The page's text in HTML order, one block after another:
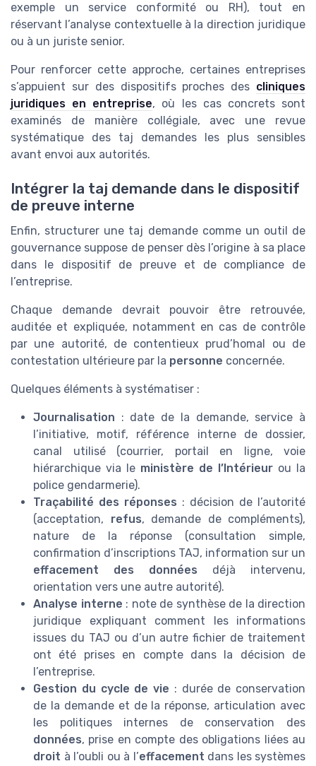
exemple un service conformité ou RH), tout en
réservant l’analyse contextuelle à la direction juridique
ou à un juriste senior.
Pour renforcer cette approche, certaines entreprises
s’appuient sur des dispositifs proches des cliniques
juridiques en entreprise, où les cas concrets sont
examinés de manière collégiale, avec une revue
systématique des taj demandes les plus sensibles
avant envoi aux autorités.
Intégrer la taj demande dans le dispositif
de preuve interne
Enfin, structurer une taj demande comme un outil de
gouvernance suppose de penser dès l’origine à sa place
dans le dispositif de preuve et de compliance de
l’entreprise.
Chaque demande devrait pouvoir être retrouvée,
auditée et expliquée, notamment en cas de contrôle
par une autorité, de contentieux prud’homal ou de
contestation ultérieure par la personne concernée.
Quelques éléments à systématiser :
Journalisation : date de la demande, service à
l’initiative, motif, référence interne de dossier,
canal utilisé (courrier, portail en ligne, voie
hiérarchique via le ministère de l’Intérieur ou la
police gendarmerie).
Traçabilité des réponses : décision de l’autorité
(acceptation, refus, demande de compléments),
nature de la réponse (consultation simple,
confirmation d’inscriptions TAJ, information sur un
effacement des données déjà intervenu,
orientation vers une autre autorité).
Analyse interne : note de synthèse de la direction
juridique expliquant comment les informations
issues du TAJ ou d’un autre fichier de traitement
ont été prises en compte dans la décision de
l’entreprise.
Gestion du cycle de vie : durée de conservation
de la demande et de la réponse, articulation avec
les politiques internes de conservation des
données, prise en compte des obligations liées au
droit à l’oubli ou à l’effacement dans les systèmes